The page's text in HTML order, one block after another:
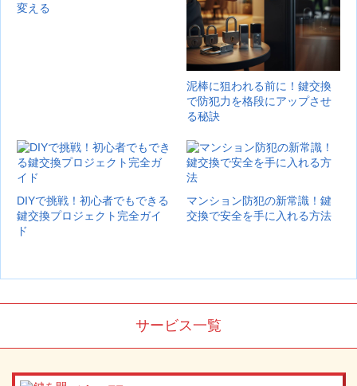
変える
泥棒に狙われる前に！鍵交換
で防犯力を格段にアップさせ
る秘訣
DIYで挑戦！初心者でもできる
鍵交換プロジェクト完全ガイ
ド
マンション防犯の新常識！鍵
交換で安全を手に入れる方法
サービス一覧